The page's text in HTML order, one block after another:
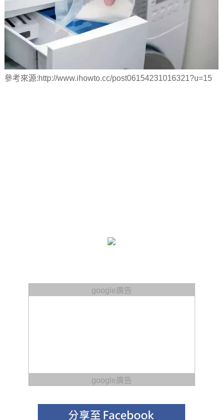
參考來源:http://www.ihowto.cc/post06154231016321?u=15
google廣告
google廣告